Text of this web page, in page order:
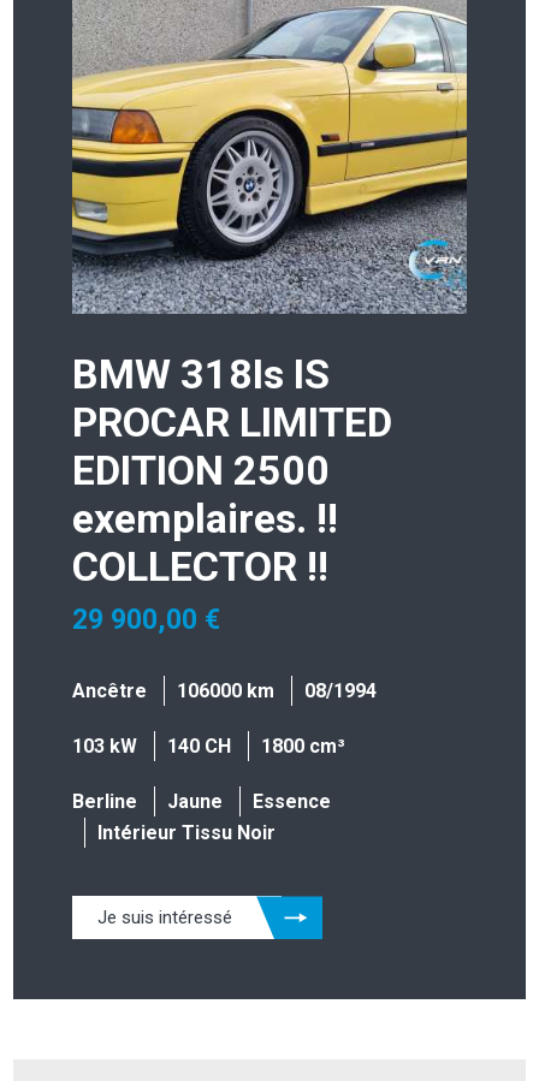
BMW 318Is IS
PROCAR LIMITED
EDITION 2500
exemplaires. !!
COLLECTOR !!
29 900,00 €
Ancêtre 106000 km 08/1994
103 kW 140 CH 1800 cm³
Berline Jaune
Essence
Intérieur Tissu Noir
Je suis intéressé